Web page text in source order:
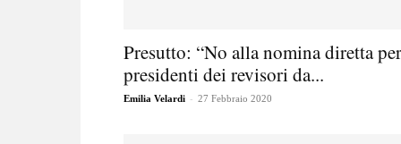
Presutto: “No alla nomina diretta
presidenti dei revisori da...
Emilia Velardi - 27 Febbraio 2020